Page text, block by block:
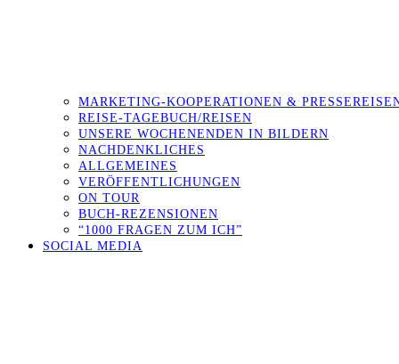
MARKETING-KOOPERATIONEN &
REISE-TAGEBUCH/REISEN
UNSERE WOCHENENDEN IN BILDERN
NACHDENKLICHES
ALLGEMEINES
VERÖFFENTLICHUNGEN
ON TOUR
BUCH-REZENSIONEN
“1000 FRAGEN ZUM ICH”
SOCIAL MEDIA